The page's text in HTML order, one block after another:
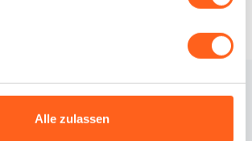
Alle zulassen